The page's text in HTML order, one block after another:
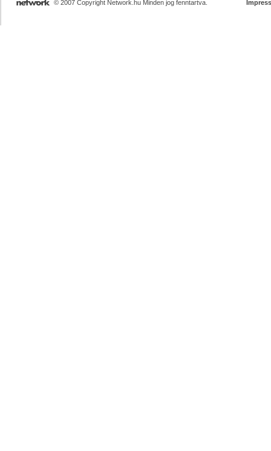
© 2007 Copyright Network.hu Minden jog fenntartva.